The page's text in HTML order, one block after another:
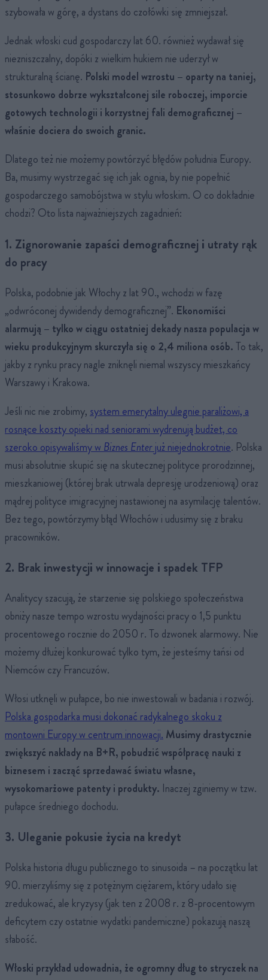
szybowała w górę, a dystans do czołówki się zmniejszał.
Jednak włoski cud gospodarczy lat 60. również wydawał się
niezniszczalny, dopóki z wielkim hukiem nie uderzył w
strukturalną ścianę. Polski model wzrostu – oparty na taniej,
stosunkowo dobrze wykształconej sile roboczej, imporcie
gotowych technologii i korzystnej fali demograficznej –
właśnie dociera do swoich granic.
Dlatego też nie możemy powtórzyć błędów południa Europy.
Ba, musimy wystrzegać się ich jak ognia, by nie popełnić
gospodarczego samobójstwa w stylu włoskim. O co dokładnie
chodzi? Oto lista najważniejszych zagadnień:
1. Zignorowanie zapaści demograficznej i utraty rąk
do pracy
Polska, podobnie jak Włochy z lat 90., wchodzi w fazę
„odwróconej dywidendy demograficznej”. Ekonomiści
alarmują – tylko w ciągu ostatniej dekady nasza populacja w
wieku produkcyjnym skurczyła się o 2,4 miliona osób.To tak,
jakby z rynku pracy nagle zniknęli niemal wszyscy mieszkańcy
Warszawy i Krakowa.
Jeśli nic nie zrobimy, system emerytalny ulegnie paraliżowi, a
rosnące koszty opieki nad seniorami wydrenują budżet, co
szeroko opisywaliśmy w Biznes Enterjuż niejednokrotnie. Polska
musi absolutnie skupić się na skutecznej polityce prorodzinnej,
mieszkaniowej (której brak utrwala depresję urodzeniową) oraz
mądrej polityce imigracyjnej nastawionej na asymilację talentów.
Bez tego, powtórzymy błąd Włochów i udusimy się z braku
pracowników.
2. Brak inwestycji w innowacje i spadek TFP
Analitycy szacują, że starzenie się polskiego społeczeństwa
obniży nasze tempo wzrostu wydajności pracy o 1,5 punktu
procentowego rocznie do 2050 r. To dzwonek alarmowy. Nie
możemy dłużej konkurować tylko tym, że jesteśmy tańsi od
Niemców czy Francuzów.
Włosi utknęli w pułapce, bo nie inwestowali w badania i rozwój.
Polska gospodarka musi dokonać radykalnego skoku z
montowni Europy w centrum innowacji. Musimy drastycznie
zwiększyć nakłady na B+R, pobudzić współpracę nauki z
biznesem i zacząć sprzedawać światu własne,
wysokomarżowe patenty i produkty. Inaczej zginiemy w tzw.
pułapce średniego dochodu.
3. Uleganie pokusie życia na kredyt
Polska historia długu publicznego to sinusoida – na początku lat
90. mierzyliśmy się z potężnym ciężarem, który udało się
zredukować, ale kryzysy (jak ten z 2008 r. z 8-procentowym
deficytem czy ostatnie wydatki pandemiczne) pokazują naszą
słabość.
Włoski przykład udowadnia, że ogromny dług to stryczek na